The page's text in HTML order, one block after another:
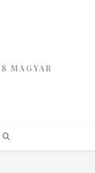
MAGYAR